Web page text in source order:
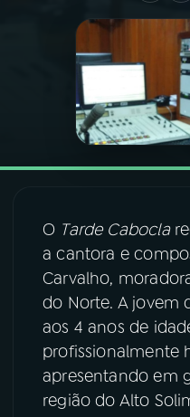
PROGRAMAÇÃO
PROGRAMAS
06 VIDEOCASTS
07ÚLTIMAS
08 FESTIVAL DE
O Tarde Cabocla
a cantora e
Carvalho,
do Norte. A jovem
aos 4 anos de
profissionalmente
apresentando em
região do Alto